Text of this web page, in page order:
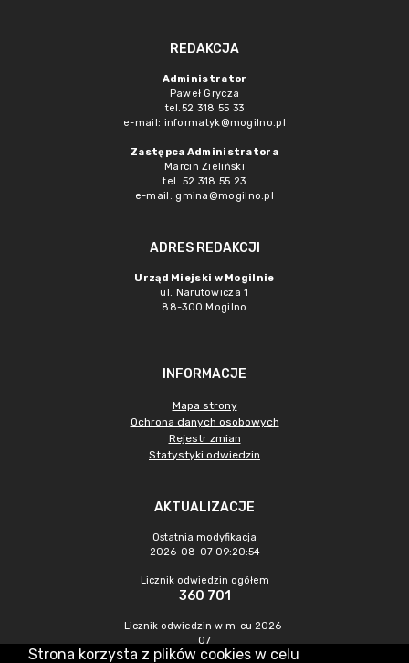
REDAKCJA
Administrator
Paweł Grycza
tel.52 318 55 33
e-mail: informatyk@mogilno.pl
Zastępca Administratora
Marcin Zieliński
tel. 52 318 55 23
e-mail: gmina@mogilno.pl
ADRES REDAKCJI
Urząd Miejski w Mogilnie
ul. Narutowicza 1
88-300 Mogilno
INFORMACJE
Mapa strony
Ochrona danych osobowych
Rejestr zmian
Statystyki odwiedzin
AKTUALIZACJE
Ostatnia modyfikacja
2026-08-07 09:20:54
Licznik odwiedzin ogółem
360 701
Licznik odwiedzin w m-cu 2026-
07
1 346
Strona korzysta z plików cookies w celu